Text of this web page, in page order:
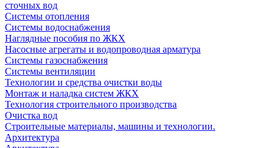
сточных вод
Системы отопления
Системы водоснабжения
Наглядные пособия по ЖКХ
Насосные агрегаты и водопроводная арматура
Системы газоснабжения
Системы вентиляции
Технологии и средства очистки воды
Монтаж и наладка систем ЖКХ
Технология строительного производства
Очистка вод
Строительные материалы, машины и технологии.
Архитектура